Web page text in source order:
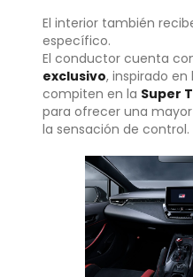
El interior también
específico.
El conductor cuenta
exclusivo, inspirado
compiten en la Super
para ofrecer una
la sensación de control.